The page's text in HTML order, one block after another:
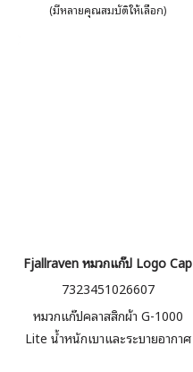
1000 Air ปีกหมวกแบบพับได้จะ
(มีหลายคุณสมบัติให้เลือก)
Fjallraven หมวกแก๊ป Logo Cap
7323451026607
หมวกแก๊ปคลาสสิกผ้า G-1000
Lite น้ำหนักเบาและระบายอากาศ